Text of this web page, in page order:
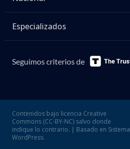
Especializados
Seguimos criterios de
Contenidos bajo licencia Creative
Commons (CC-BY-NC) salvo donde
indique lo contrario. | Basado en Sistema
WordPress.